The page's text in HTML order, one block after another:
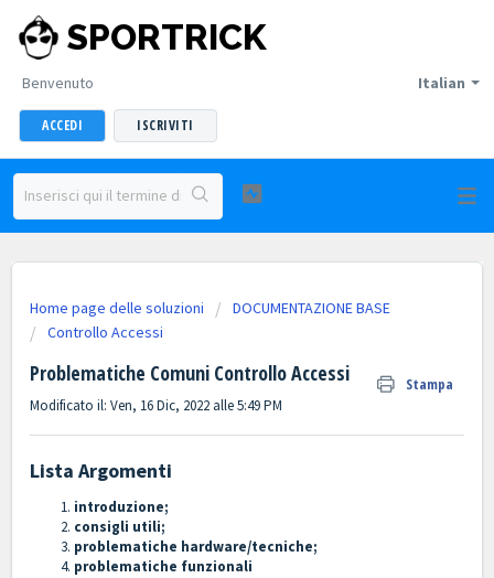
SPORTRICK
Italian
Benvenuto
ACCEDI ISCRIVITI
Home page delle soluzioni
DOCUMENTAZIONE BASE
Controllo Accessi
Problematiche Comuni Controllo Accessi Stampa
Modificato il: Ven, 16 Dic, 2022 alle 5:49 PM
Lista Argomenti
introduzione;
consigli utili;
problematiche hardware/tecniche;
problematiche funzionali